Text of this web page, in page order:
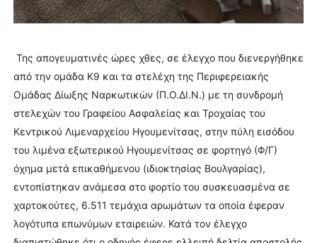
Της απογευματινές ώρες χθες, σε έλεγχο που διενεργήθηκε
από την ομάδα Κ9 και τα στελέχη της Περιφερειακής
Ομάδας Δίωξης Ναρκωτικών (Π.Ο.ΔΙ.Ν.) με τη συνδρομή
στελεχών του Γραφείου Ασφαλείας και Τροχαίας του
Κεντρικού Λιμεναρχείου Ηγουμενίτσας, στην πύλη εισόδου
του λιμένα εξωτερικού Ηγουμενίτσας σε φορτηγό (Φ/Γ)
όχημα μετά επικαθήμενου (ιδιοκτησίας Βουλγαρίας),
εντοπίστηκαν ανάμεσα στο φορτίο του συσκευασμένα σε
χαρτοκούτες, 6.511 τεμάχια αρωμάτων τα οποία έφεραν
λογότυπα επωνύμων εταιρειών. Κατά τον έλεγχο